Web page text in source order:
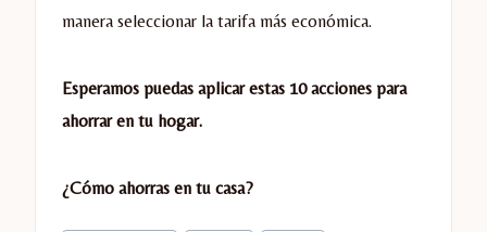
manera seleccionar la tarifa más económica.
Esperamos puedas aplicar estas 10 acciones para
ahorrar en tu hogar.
¿Cómo ahorras en tu casa?